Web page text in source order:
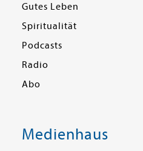
Gutes Leben
Spiritualität
Podcasts
Radio
Abo
Medienhaus